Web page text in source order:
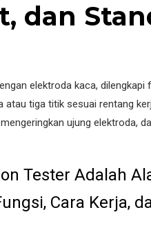
dan
elektroda kaca,
atau tiga titik sesuai rentang
ujung elektroda,
Tester Adalah
Cara Kerja,